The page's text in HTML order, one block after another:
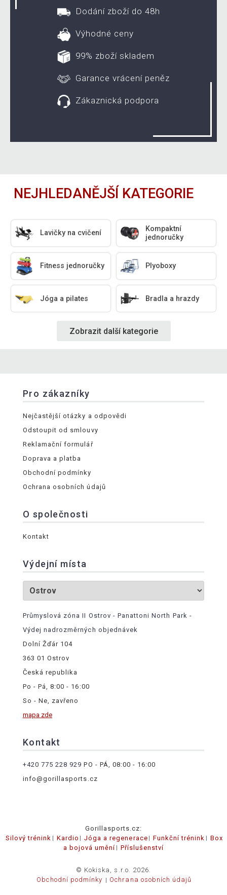
Dodání zboží do 48h
Výhodné ceny
99% zboží skladem
Garance vrácení peněz
Zákaznická podpora
NEJHLEDANĚJŠÍ KATEGORIE
Lavičky na cvičení
Kompaktní
jednoručky
Fitness jednoručky Plyoboxy
Jóga a pilates Bradla a hrazdy
Zobrazit další kategorie
Pro zákazníky
Nejčastější otázky a odpovědi
Odstoupit od smlouvy
Reklamační formulář
Doprava a platba
Obchodní podmínky
Ochrana osobních údajů
O společnosti
Kontakt
Výdejní místa
Průmyslová zóna II Ostrov - Panattoni North Park -
Výdej nadrozměrných objednávek
Dolní Žďár 104
363 01 Ostrov
Česká republika
Po - Pá, 8:00 - 16:00
So - Ne, zavřeno
mapa zde
Kontakt
+420 775 228 929 PO - PÁ, 08:00 - 16:00
info@gorillasports.cz
Gorillasports.cz:
Silový trénink
Kardio Jóga a regenerace Funkční trénink
Box
a bojová umění
Příslušenství
© Kokiska, s.r.o. 2026.
Obchodní podmínky
Ochrana osobních údajů